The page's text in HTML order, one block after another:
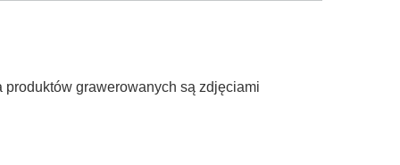
grawerowanych są zdjęciami